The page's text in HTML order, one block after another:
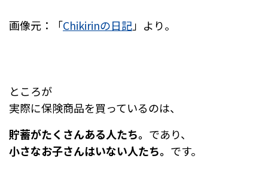
画像元：「Chikirinの日記」より。
ところが
実際に保険商品を買っているのは、
貯蓄がたくさんある人たち。 であり、
小さなお子さんはいない人たち。 です。